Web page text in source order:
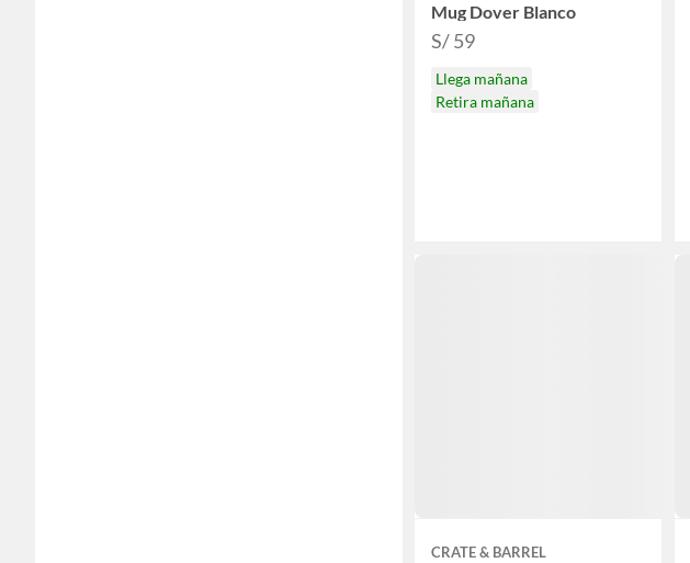
Mug Dover Blanco
S/ 59
Llega mañana
Retira mañana
CRATE & BARREL